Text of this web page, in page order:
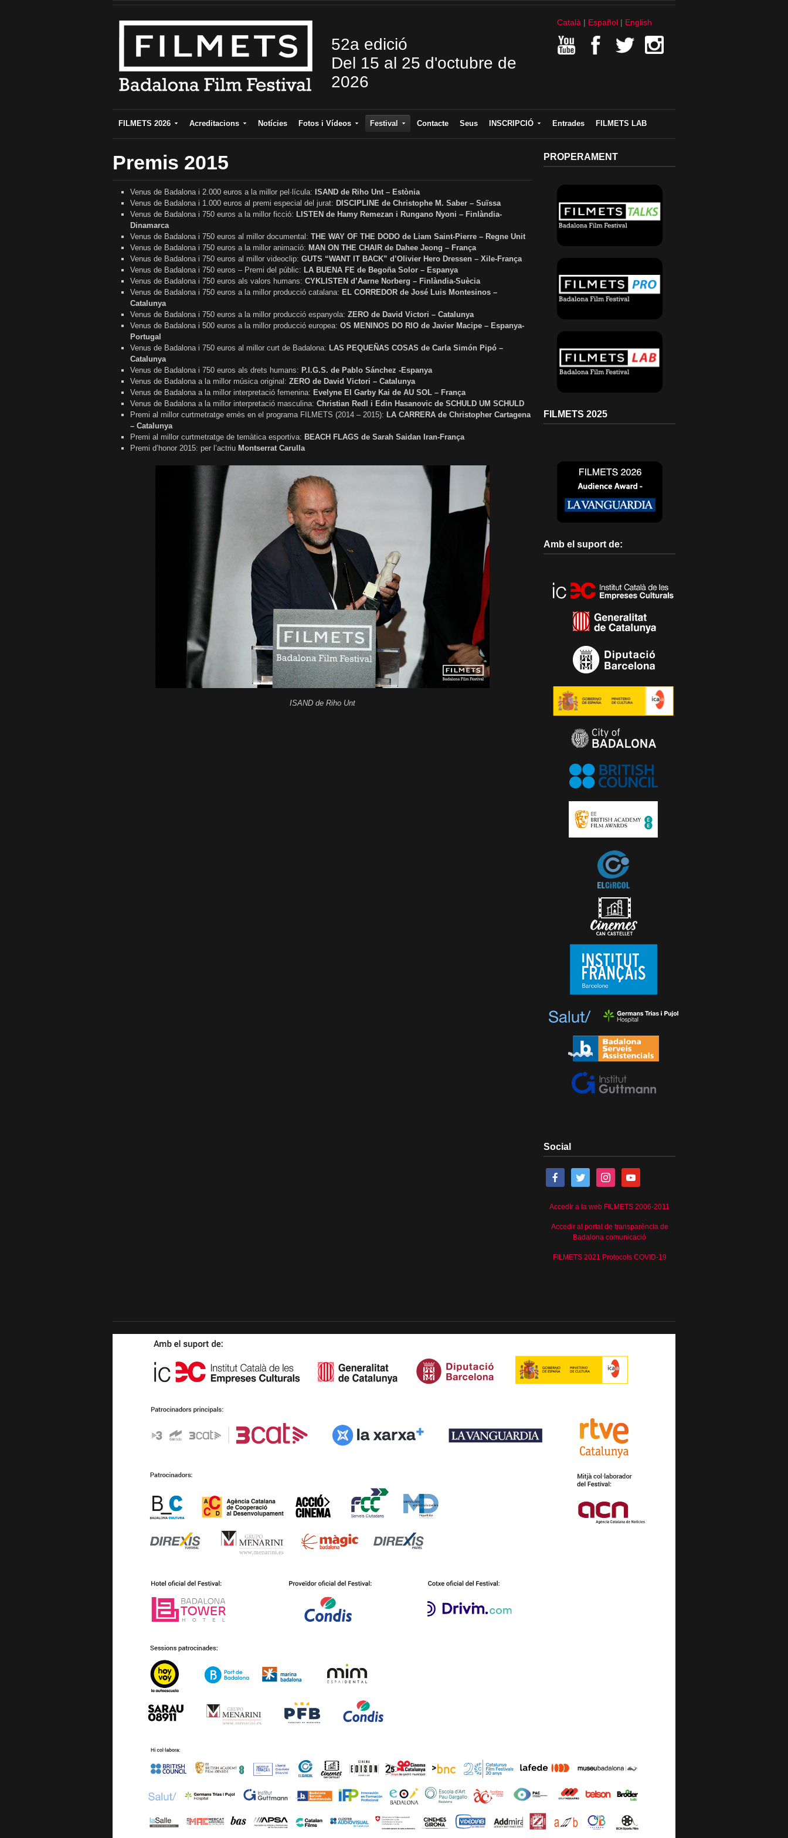
52a edició
Del 15 al 25 d'octubre de
2026
Català Español English
FILMETS 2026 Acreditacions Notícies Fotos i Vídeos Festival Contacte Seus INSCRIPCIÓ Entrades FILMETS LAB
Premis 2015
Venus de Badalona i 2.000 euros a la millor pel·lícula: ISAND de Riho Unt – Estònia
Venus de Badalona i 1.000 euros al premi especial del jurat: DISCIPLINE de Christophe M. Saber – Suïssa
Venus de Badalona i 750 euros a la millor ficció: LISTEN de Hamy Remezan i Rungano Nyoni – Finlàndia-
Dinamarca
Venus de Badalona i 750 euros al millor documental: THE WAY OF THE DODO de Liam Saint-Pierre – Regne Unit
Venus de Badalona i 750 euros a la millor animació: MAN ON THE CHAIR de Dahee Jeong – França
Venus de Badalona i 750 euros al millor videoclip: GUTS “WANT IT BACK” d’Olivier Hero Dressen – Xile-França
Venus de Badalona i 750 euros – Premi del públic: LA BUENA FE de Begoña Solor – Espanya
Venus de Badalona i 750 euros als valors humans: CYKLISTEN d’Aarne Norberg – Finlàndia-Suècia
Venus de Badalona i 750 euros a la millor producció catalana: EL CORREDOR de José Luis Montesinos –
Catalunya
Venus de Badalona i 750 euros a la millor producció espanyola: ZERO de David Victori – Catalunya
Venus de Badalona i 500 euros a la millor producció europea: OS MENINOS DO RIO de Javier Macipe – Espanya-
Portugal
Venus de Badalona i 750 euros al millor curt de Badalona: LAS PEQUEÑAS COSAS de Carla Simón Pipó –
Catalunya
Venus de Badalona i 750 euros als drets humans: P.I.G.S. de Pablo Sánchez -Espanya
Venus de Badalona a la millor música original: ZERO de David Victori – Catalunya
Venus de Badalona a la millor interpretació femenina: Evelyne El Garby Kai de AU SOL – França
Venus de Badalona a la millor interpretació masculina: Christian Redl i Edin Hasanovic de SCHULD UM SCHULD
Premi al millor curtmetratge emès en el programa FILMETS (2014 – 2015): LA CARRERA de Christopher Cartagena
– Catalunya
Premi al millor curtmetratge de temàtica esportiva: BEACH FLAGS de Sarah Saidan Iran-França
Premi d’honor 2015: per l’actriu Montserrat Carulla
ISAND de Riho Unt
PROPERAMENT
FILMETS 2025
Amb el suport de:
Social
Accedir a la web FILMETS 2006-2011
Accedir al portal de transparència de
Badalona comunicació
FILMETS 2021 Protocols COVID-19